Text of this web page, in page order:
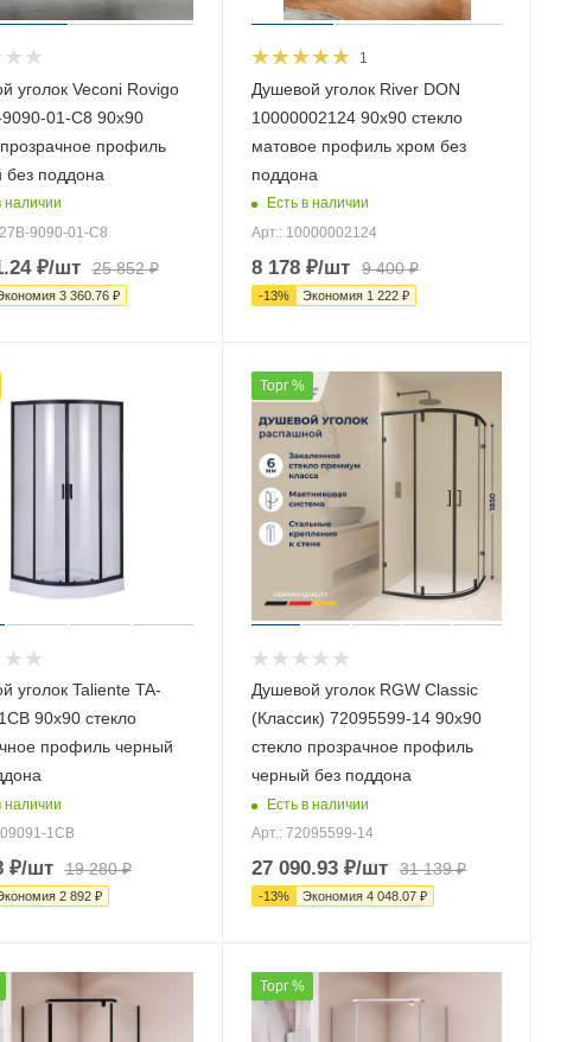
уголок Veconi Rovigo
01-C8 90х90
прозрачное профиль
без поддона
наличии
9090-01-C8
₽/шт 25 852₽
3 360.76₽
1
Душевой уголок River DON
10000002124 90х90 стекло
матовое профиль хром без
поддона
Есть в наличии
Арт.: 10000002124
8 178 ₽/шт 9 400₽
-13% Экономия 1 222 ₽
уголок Taliente TA-
90х90 стекло
профиль черный
наличии
1CB
₽/шт 19 280₽
2 892₽
Торг %
Душевой уголок RGW Classic
(Класcик) 72095599-14 90х90
стекло прозрачное профиль
черный без поддона
Есть в наличии
Арт.: 72095599-14
27 090.93 ₽/шт 31 139₽
-13% Экономия4 048.07 ₽
Торг %